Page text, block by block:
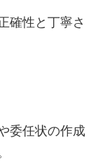
確性と丁寧さ
委任状の作成